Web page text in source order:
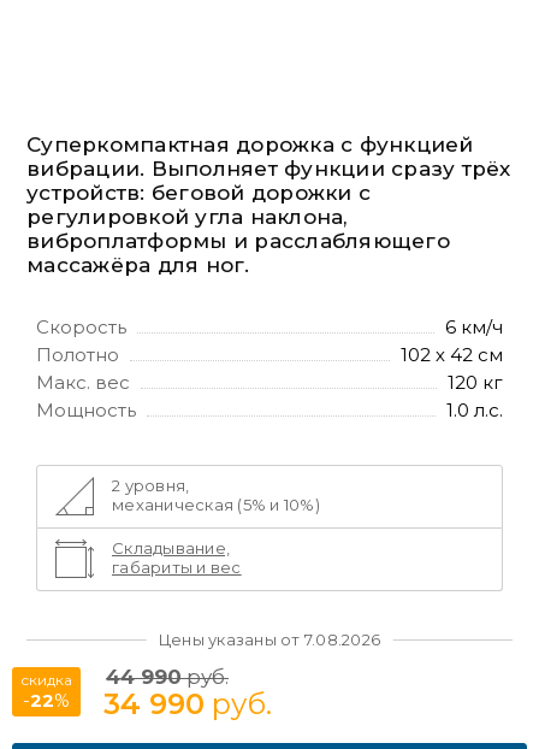
Суперкомпактная дорожка с функцией
вибрации. Выполняет функции сразу трёх
устройств: беговой дорожки c
регулировкой угла наклона,
виброплатформы и расслабляющего
массажёра для ног.
Скорость
6 км/ч
Полотно
102 х 42 см
Макс. вес
120 кг
Мощность
1.0 л.с.
2 уровня,
механическая (5% и 10%)
Складывание,
габариты и вес
Цены указаны от 7.08.2026
скидка
-22%
44 990руб.
34 990 руб.